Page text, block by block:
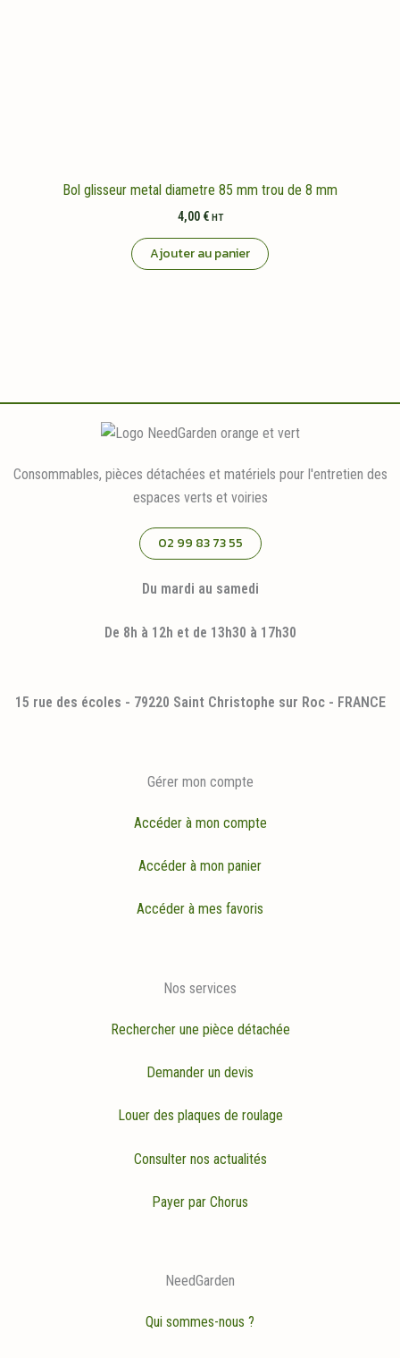
Bol glisseur metal diametre 85 mm trou de 8 mm
4,00 € HT
Ajouter au panier
Consommables, pièces détachées et matériels pour l'entretien des
espaces verts et voiries
02 99 83 73 55
Du mardi au samedi
De 8h à 12h et de 13h30 à 17h30
15 rue des écoles - 79220 Saint Christophe sur Roc - FRANCE
Gérer mon compte
Accéder à mon compte
Accéder à mon panier
Accéder à mes favoris
Nos services
Rechercher une pièce détachée
Demander un devis
Louer des plaques de roulage
Consulter nos actualités
Payer par Chorus
NeedGarden
Qui sommes-nous ?